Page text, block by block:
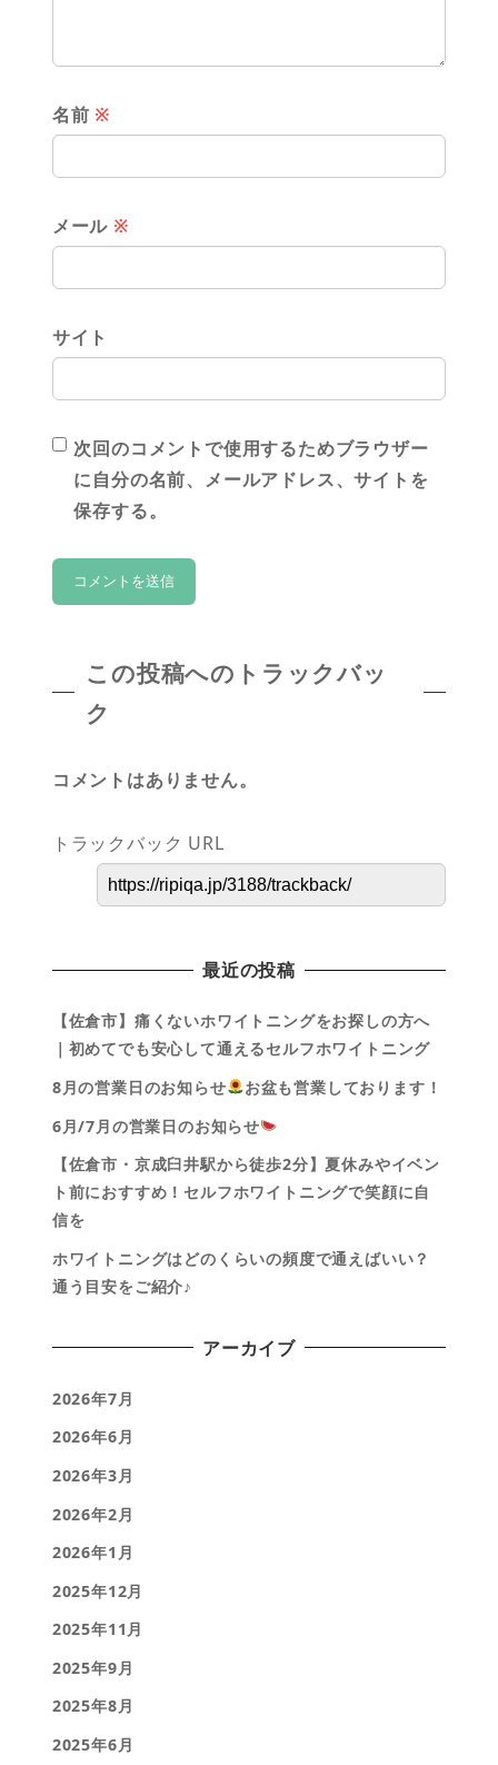
名前 ※
メール ※
サイト
次回のコメントで使用するためブラウザー
に自分の名前、メールアドレス、サイトを
保存する。
この投稿へのトラックバッ
ク
コメントはありません。
トラックバック URL
最近の投稿
【佐倉市】痛くないホワイトニングをお探しの方へ
｜初めてでも安心して通えるセルフホワイトニング
8月の営業日のお知らせ
お盆も営業しております！
6月/7月の営業日のお知らせ
【佐倉市・京成臼井駅から徒歩2分】夏休みやイベン
ト前におすすめ！セルフホワイトニングで笑顔に自
信を
ホワイトニングはどのくらいの頻度で通えばいい？
通う目安をご紹介♪
アーカイブ
2026年7月
2026年6月
2026年3月
2026年2月
2026年1月
2025年12月
2025年11月
2025年9月
2025年8月
2025年6月